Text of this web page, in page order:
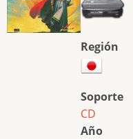
Región
Soporte
CD
Año